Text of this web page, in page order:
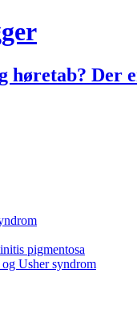
høretab? Der
pigmentosa
Usher syndrom